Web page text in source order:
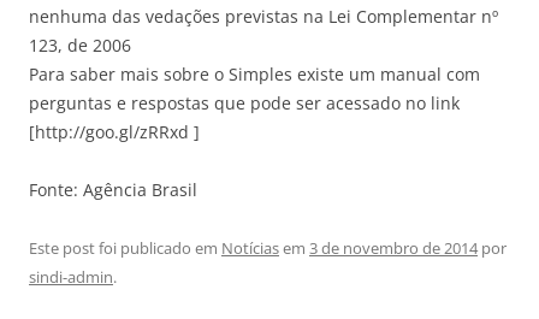
nenhuma das vedações previstas na Lei Complementar nº
123, de 2006
Para saber mais sobre o Simples existe um manual com
perguntas e respostas que pode ser acessado no link
[http://goo.gl/zRRxd ]
Fonte: Agência Brasil
Este post foi publicado em Notíciasem 3 de novembro de 2014por
sindi-admin.